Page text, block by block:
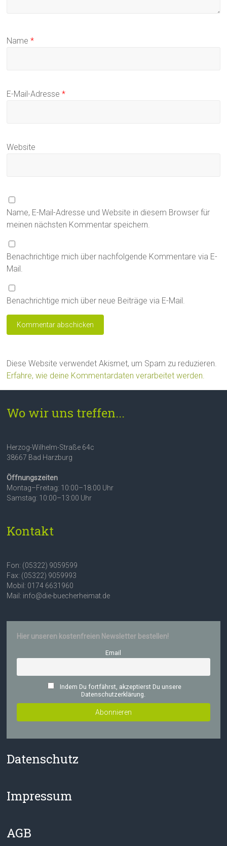
Name*
E-Mail-Adresse*
Website
Name, E-Mail-Adresse und Website in diesem Browser für
meinen nächsten Kommentar speichern.
Benachrichtige mich über nachfolgende Kommentare via E-
Mail.
Benachrichtige mich über neue Beiträge via E-Mail.
Diese Website verwendet Akismet, um Spam zu reduzieren.
Erfahre, wie deine Kommentardaten verarbeitet werden.
Wo wir uns treffen...
Herzog-Wilhelm-Straße 64c
38667 Bad Harzburg
Öffnungszeiten
Montag–Freitag: 10:00–18:00 Uhr
Samstag: 10:00–13:00 Uhr
Kontakt
Fon: (05322) 9059599
Fax: (05322) 9059993
Mobil: 0174 6631960
Mail: info@die-buecherheimat.de
Hier unseren kostenfreien Newsletter bestellen!
Email
Indem Du fortfährst, akzeptierst Du unsere
Datenschutzerklärung.
Datenschutz
Impressum
AGB